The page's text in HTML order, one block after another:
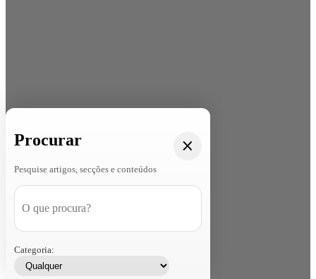
Procurar
Pesquise artigos, secções e conteúdos
Categoria: